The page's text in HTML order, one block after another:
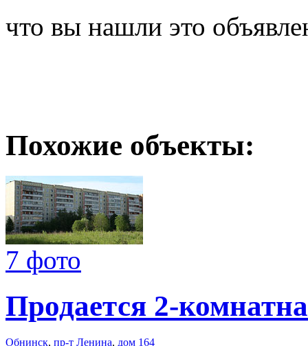
что вы нашли это
Похожие объекты:
7 фото
Продается 2-
Обнинск, пр-т Ленина, дом 164